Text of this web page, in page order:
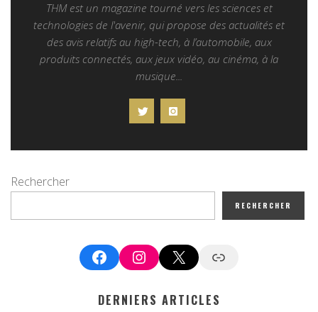
THM est un magazine tourné vers les sciences et
technologies de l'avenir, qui propose des actualités et
des avis relatifs au high-tech, à l’automobile, aux
produits connectés, aux jeux vidéo, au cinéma, à la
musique...
Rechercher
RECHERCHER
FacebookInstagram
X Google News
DERNIERS ARTICLES